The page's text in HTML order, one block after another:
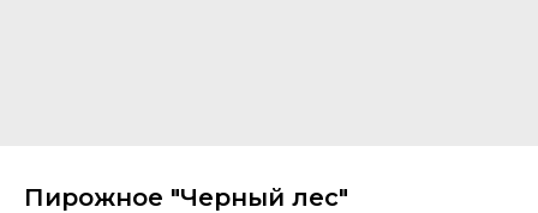
Пирожное "Черный лес"